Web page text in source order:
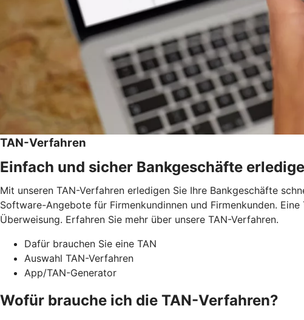
TAN-Verfahren
Einfach und sicher Bankgeschäfte
Mit unseren TAN-Verfahren erledigen Sie Ihre Bankgeschäfte
Software-Angebote für Firmenkundinnen und Firmenkunden.
Überweisung. Erfahren Sie mehr über unsere TAN-Verfahren.
Dafür brauchen Sie eine TAN
Auswahl TAN-Verfahren
App/TAN-Generator
Wofür brauche ich die TAN-Verfahren?